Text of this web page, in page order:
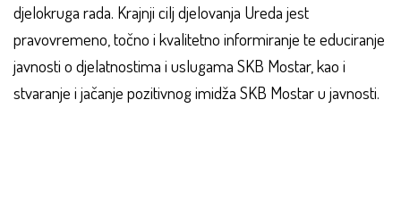
djelokruga rada. Krajnji cilj djelovanja Ureda jest
pravovremeno, točno i kvalitetno informiranje te educiranje
javnosti o djelatnostima i uslugama SKB Mostar, kao i
stvaranje i jačanje pozitivnog imidža SKB Mostar u javnosti.